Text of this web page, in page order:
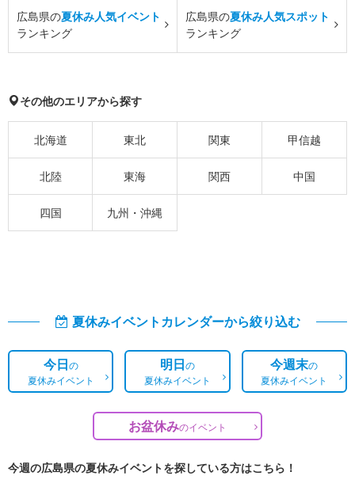
広島県の夏休み人気イベント
ランキング
広島県の夏休み人気スポット
ランキング
その他のエリアから探す
北海道 東北 関東 甲信越
北陸 東海 関西 中国
四国 九州・沖縄
夏休みイベントカレンダーから絞り込む
今日の
夏休みイベント
明日の
夏休みイベント
今週末の
夏休みイベント
お盆休みのイベント
今週の広島県の夏休みイベントを探している方はこちら！